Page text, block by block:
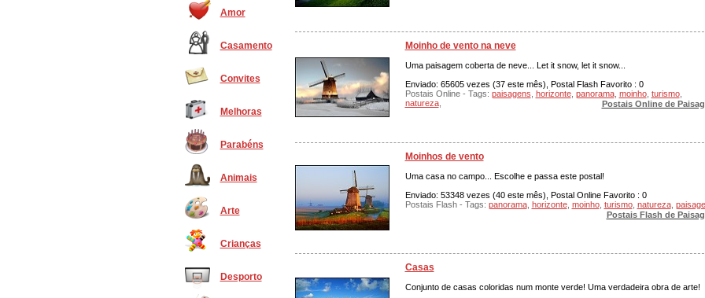
Amor
Casamento
Convites
Melhoras
Parabéns
Animais
Arte
Crianças
Desporto
Moinho de vento na neve
Uma paisagem coberta de neve... Let it snow, let it snow...
Enviado: 65605 vezes (37 este mês), Postal Flash Favorito : 0
Postais Online - Tags: paisagens horizonte, panorama, moinho, turismo,
natureza, Postais Online de
Moinhos de vento
Uma casa no campo... Escolhe e passa este postal!
Enviado: 53348 vezes (40 este mês), Postal Online Favorito : 0
Postais Flash - Tags: panorama, horizonte, moinho, turismo, natureza,
Postais Flash de
Casas
Conjunto de casas coloridas num monte verde! Uma verdadeira obra de arte!